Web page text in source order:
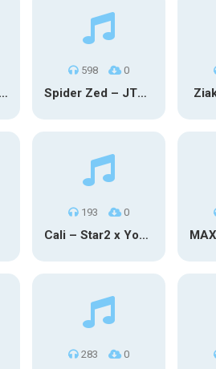
IRYS – Pół kroku stąd
598 0
Spider Zed – JTM OU TG
193 0
Cali – Star2 x Young Henny
283 0